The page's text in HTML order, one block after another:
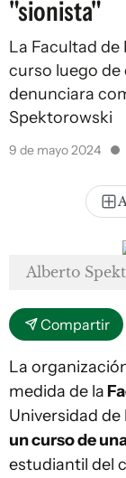
"sionista"
La Facultad
curso luego
denunciara
Spektorowski
9 de mayo 2024
Alberto
Compartir
La
medida de la
Universidad de
un curso de
estudiantil del